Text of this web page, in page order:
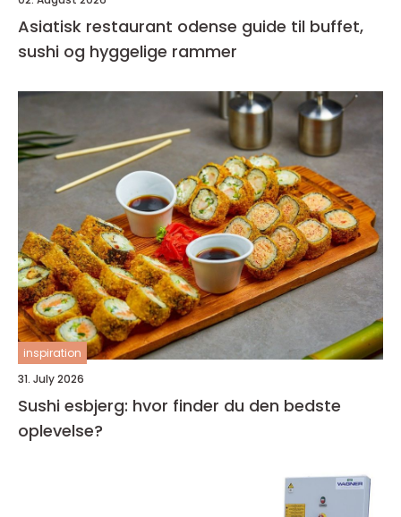
Asiatisk restaurant odense guide til buffet,
sushi og hyggelige rammer
inspiration
31. July 2026
Sushi esbjerg: hvor finder du den bedste
oplevelse?